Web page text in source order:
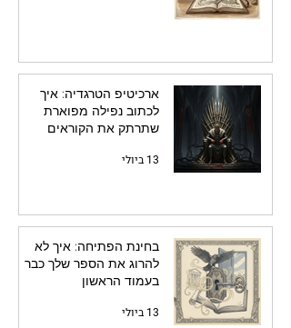
ארכיטיפ הטרגדיה: איך
לכתוב נפילה מפוארת
שתרתק את הקוראים
13 ביולי
בחינת הפתיחה: איך לא
להרוג את הספר שלך כבר
בעמוד הראשון
13 ביולי